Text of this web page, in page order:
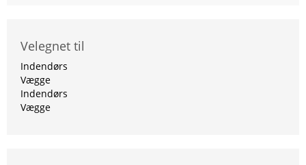
Velegnet til
Indendørs
Vægge
Indendørs
Vægge